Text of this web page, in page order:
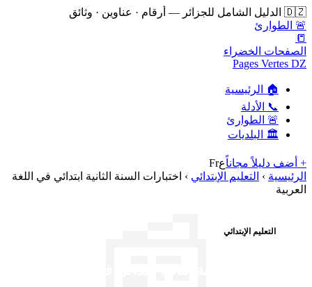
🇩🇿 الدليل الشامل للجزائر — أرقام · عناوين · وثائق
🚨 الطوارئ
📒
الصفحات الخضراء
Pages Vertes DZ
🏠 الرئيسية
📞 الأدلة
🚨 الطوارئ
🏛️ البلديات
+ أضف دليلاً مجاناًعFr
الرئيسية › التعليم الإبتدائي › اختبارات السنة الثانية ابتدائي في اللغة
العربية
التعليم الإبتدائي